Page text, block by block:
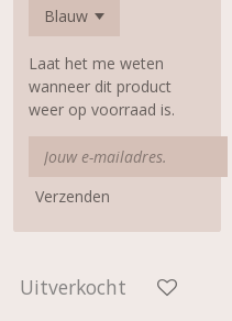
Laat het me weten
wanneer dit product
weer op voorraad is.
Verzenden
Uitverkocht